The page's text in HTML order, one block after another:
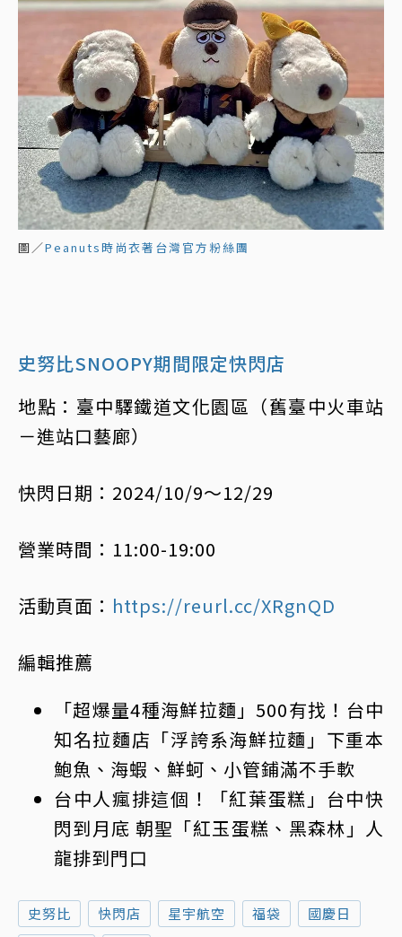
圖／Peanuts時尚衣著台灣官方粉絲團
史努比SNOOPY期間限定快閃店
地點：臺中驛鐵道文化園區（舊臺中火車站
－進站口藝廊）
快閃日期：2024/10/9～12/29
營業時間：11:00-19:00
活動頁面： https://reurl.cc/XRgnQD
編輯推薦
「超爆量4種海鮮拉麵」500有找！台中
知名拉麵店「浮誇系海鮮拉麵」下重本
鮑魚、海蝦、鮮蚵、小管鋪滿不手軟
台中人瘋排這個！「紅葉蛋糕」台中快
閃到月底 朝聖「紅玉蛋糕、黑森林」人
龍排到門口
史努比 快閃店 星宇航空 福袋
國慶日